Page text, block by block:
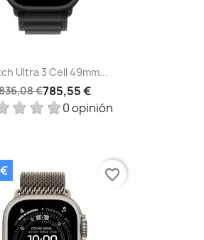
Ultra 3 Cell 49mm...
€785,55 €
0 opinión
favorite_border